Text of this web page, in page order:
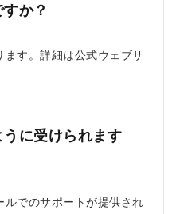
か？
す。詳細は公式ウェブサ
に受けられます
ルでのサポートが提供され